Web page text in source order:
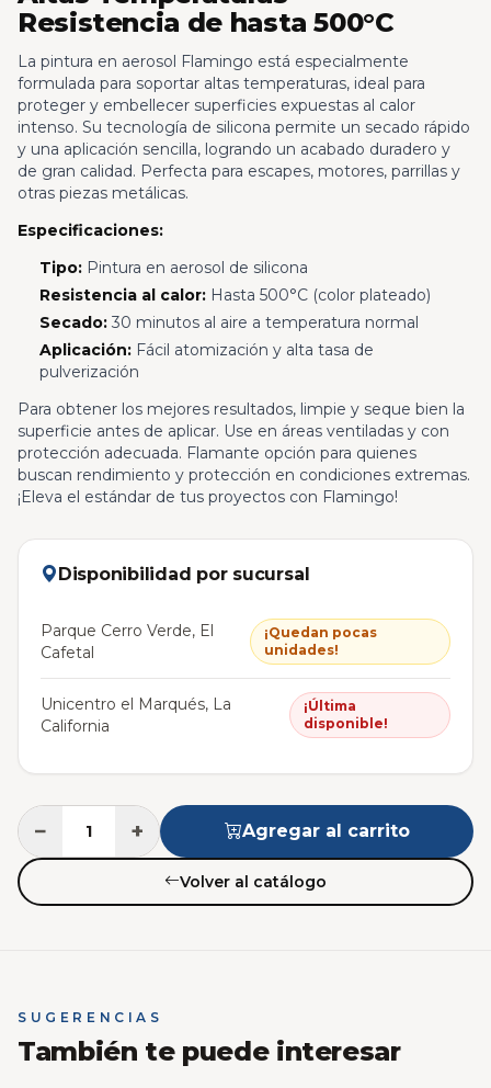
Resistencia de hasta 500°C
La pintura en aerosol Flamingo está especialmente
formulada para soportar altas temperaturas, ideal para
proteger y embellecer superficies expuestas al calor
intenso. Su tecnología de silicona permite un secado rápido
y una aplicación sencilla, logrando un acabado duradero y
de gran calidad. Perfecta para escapes, motores, parrillas y
otras piezas metálicas.
Especificaciones:
Tipo:Pintura en aerosol de silicona
Resistencia al calor:Hasta 500°C (color plateado)
Secado:30 minutos al aire a temperatura normal
Aplicación:Fácil atomización y alta tasa de
pulverización
Para obtener los mejores resultados, limpie y seque bien la
superficie antes de aplicar. Use en áreas ventiladas y con
protección adecuada. Flamante opción para quienes
buscan rendimiento y protección en condiciones extremas.
¡Eleva el estándar de tus proyectos con Flamingo!
Disponibilidad por sucursal
Parque Cerro Verde, El
Cafetal
¡Quedan pocas
unidades!
Unicentro el Marqués, La
California
¡Última
disponible!
− + Agregar al carrito
Volver al catálogo
SUGERENCIAS
También te puede interesar